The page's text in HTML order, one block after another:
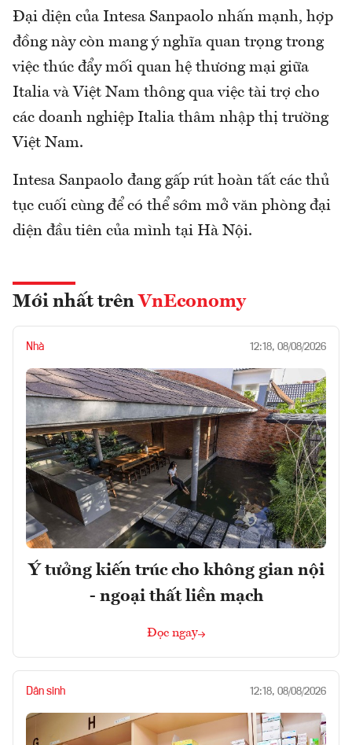
Đại diện của Intesa Sanpaolo nhấn mạnh, hợp
đồng này còn mang ý nghĩa quan trọng trong
việc thúc đẩy mối quan hệ thương mại giữa
Italia và Việt Nam thông qua việc tài trợ cho
các doanh nghiệp Italia thâm nhập thị trường
Việt Nam.
Intesa Sanpaolo đang gấp rút hoàn tất các thủ
tục cuối cùng để có thể sớm mở văn phòng đại
diện đầu tiên của mình tại Hà Nội.
Mới nhất trên VnEconomy
Nhà 12:18, 08/08/2026
Ý tưởng kiến trúc cho không gian nội
- ngoại thất liền mạch
Đọc ngay
Dân sinh 12:18, 08/08/2026